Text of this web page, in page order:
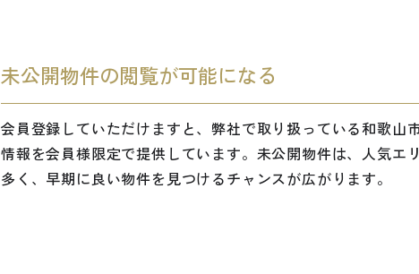
未公開物件の閲覧が可能になる
会員登録していただけますと、弊社で取り扱っている和歌山
情報を会員様限定で提供しています。未公開物件は、人気エ
多く、早期に良い物件を見つけるチャンスが広がります。